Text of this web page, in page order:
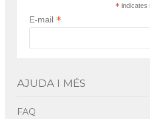
* indicates
E-mail *
AJUDA I MÉS
FAQ